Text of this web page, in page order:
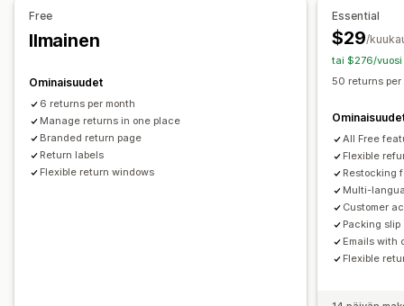
Automaattiset hyväksynnät
Mukautetut käytännöt
Lähetystarrat
Sähköposti-ilmoitukset
Maksun palautusten hallinnointi
Varastopäivitykset
Asiakkaiden estolistat
Free
Ilmainen
Ominaisuudet
6 returns per month
Manage returns in one place
Branded return page
Return labels
Flexible return windows
Essential
$29/
tai $276/vuosi
50 returns
All Free
Flexible
Restocking
Multi-
Customer
Packing slip
Emails with
Flexible